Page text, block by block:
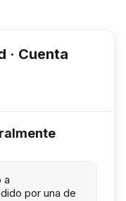
· Cuenta
a
por una de